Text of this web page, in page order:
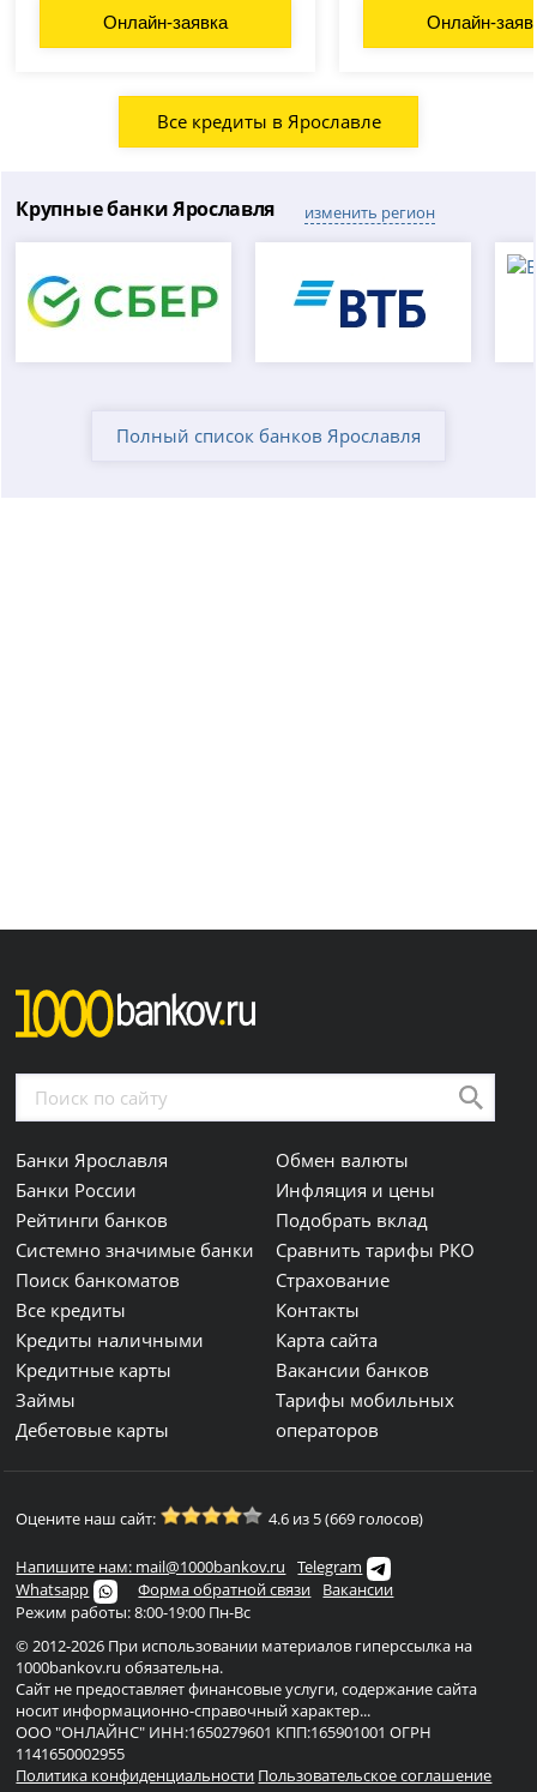
Онлайн-заявка Онлайн-
Все кредиты в Ярославле
Крупные банки Ярославля изменить регион
Полный список банков Ярославля
Банки Ярославля
Банки России
Рейтинги банков
Системно значимые банки
Поиск банкоматов
Все кредиты
Кредиты наличными
Кредитные карты
Займы
Дебетовые карты
Обмен валюты
Инфляция и цены
Подобрать вклад
Сравнить тарифы РКО
Страхование
Контакты
Карта сайта
Вакансии банков
Тарифы мобильных
операторов
Оцените наш сайт: 4.6 из 5 (669 голосов)
Напишите нам: mail@1000bankov.ru
Telegram
Whatsapp
Форма обратной связи
Вакансии
Режим работы: 8:00-19:00 Пн-Вс
© 2012-2026 При использовании материалов гиперссылка на
1000bankov.ru обязательна.
Сайт не предоставляет финансовые услуги, содержание сайта
носит информационно-справочный характер...
ООО "ОНЛАЙНС" ИНН:1650279601 КПП:165901001 ОГРН
1141650002955
Политика конфиденциальности Пользовательское соглашение